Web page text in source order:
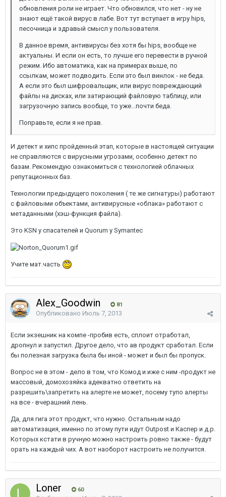
обновления роли не играет. Что обновился, что нет - ну не
знают ещё такой вирус в лабе. Вот тут вступает в игру hips,
песочница и здравый смысл у пользователя.
В данное время, антивирусы без хотя бы hips, вообще не
актуальны. И если он есть, то лучше его перевести в ручной
режим. Ибо автоматика, как на примерах выше, по
ссылкам, может подводить. Если это был винлок - не беда.
А если это был шифровальщик, или вирус повреждающий
файлы на дисках, или затирающий файловую таблицу, или
загрузочную запись вообще, то уже...почти беда.
Поправьте, если я не прав.
И детект и хипс пройденный этап, которые в настоящей ситуации
не справляются с вирусными угрозами, особенно детект по
базам. Рекомендую ознакомиться с технологией облачных
репутационных баз.
Технологии предыдущего поколения ( те же сигнатуры) работают
с файловыми объектами, антивирусные «облака» работают с
метаданными (хэш-функция файла).
Это KSN у спасателей и Quorum у Symantec
Учите мат.часть
Alex_Goodwin 81
Опубликовано Июль 7, 2013
Если экзешник на компе -пробив есть, сплоит отработал,
дропнул и запустил. Другое дело, что ав продукт сработал. Если
бы полезная загрузка была бы иной - может и был бы пропуск.
Вопрос не в этом - дело в том, что Комод и иже с ним -продукт не
массовый, домохозяйка адекватно ответить на
разрешить\запретить на алерте не может, посему тупо алерты
на все - вчерашний лень.
Да, для гига этот продукт, что нужно. Остальным надо
автоматизация, именно по этому пути идут Outpost и Каспер и д.р.
Которых кстати в ручную можно настроить ровно также - будут
орать на каждый чих. А вот наоборот настроить не получится.
Loner 60